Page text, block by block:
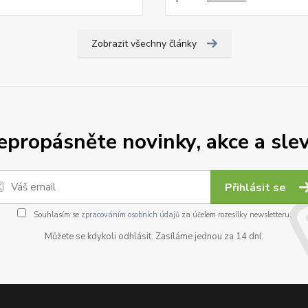
Zobrazit všechny články
novinky, akce a
Přihlásit se
Souhlasím se zpracováním osobních údajůza účelem rozesílky newsletteru.
Můžete se kdykoli odhlásit. Zasíláme jednou za 14 dní.